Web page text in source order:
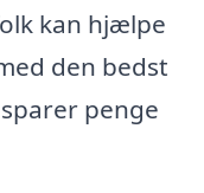
kan hjælpe
den bedst
penge